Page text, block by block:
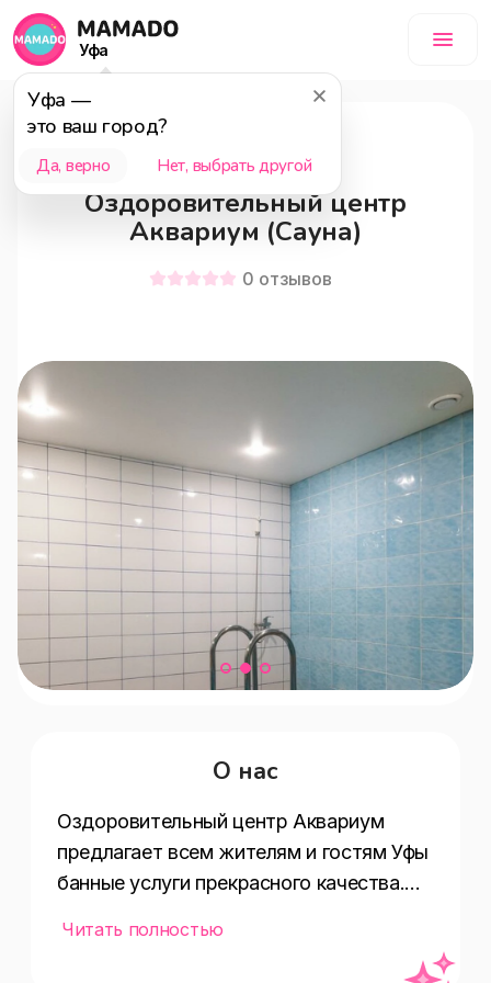
Уфа
Уфа —
это ваш город?
Да, верно Нет, выбрать другой
Оздоровительный центр
Аквариум (Сауна)
0 отзывов
О нас
Оздоровительный центр Аквариум
предлагает всем жителям и гостям Уфы
банные услуги прекрасного качества.
Читать полностью